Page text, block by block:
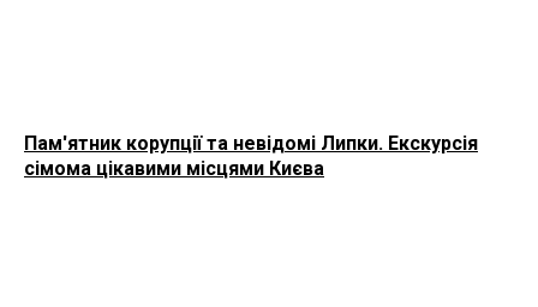
Пам'ятник корупції та невідомі Липки. Екскурсія
сімома цікавими місцями Києва